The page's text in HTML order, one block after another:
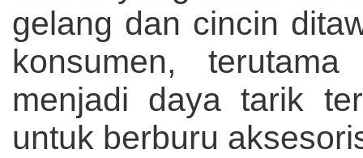
gelang dan cincin
konsumen,
menjadi daya tarik
untuk berburu